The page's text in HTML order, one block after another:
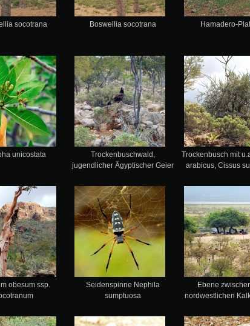
socotrana Boswellia socotrana Hamadero-
unicostata
Trockenbuschwald,
jugendlicher Ägyptischer Geier
Trockenbusch mit
arabicus, Cissus
obesum ssp.
Seidenspinne Nephila
sumptuosa
Ebene
nordwestlichen